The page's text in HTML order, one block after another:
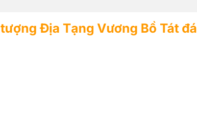
tượng Địa Tạng Vương Bồ Tát đá